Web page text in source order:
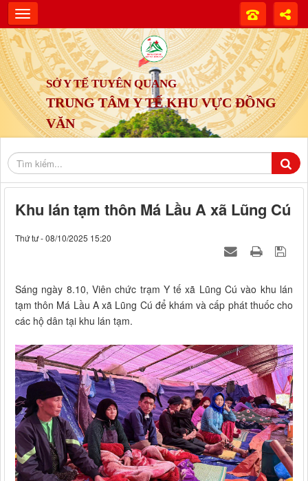
SỞ Y TẾ TUYÊN QUANG
TRUNG TÂM Y TẾ KHU VỰC ĐỒNG
VĂN
Khu lán tạm thôn Má Lầu A xã Lũng Cú
Thứ tư - 08/10/2025 15:20
Sáng ngày 8.10, Viên chức trạm Y tế xã Lũng Cú vào khu lán
tạm thôn Má Lầu A xã Lũng Cú để khám và cấp phát thuốc cho
các hộ dân tại khu lán tạm.